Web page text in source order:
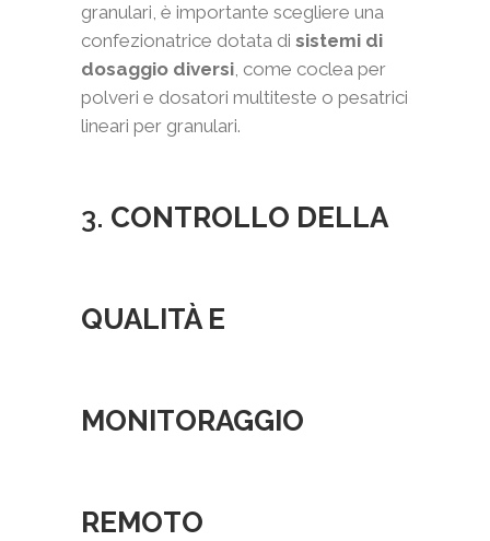
granulari, è importante scegliere una
confezionatrice dotata di sistemi di
dosaggio diversi, come coclea per
polveri e dosatori multiteste o pesatrici
lineari per granulari.
3. CONTROLLO DELLA
QUALITÀ E
MONITORAGGIO
REMOTO